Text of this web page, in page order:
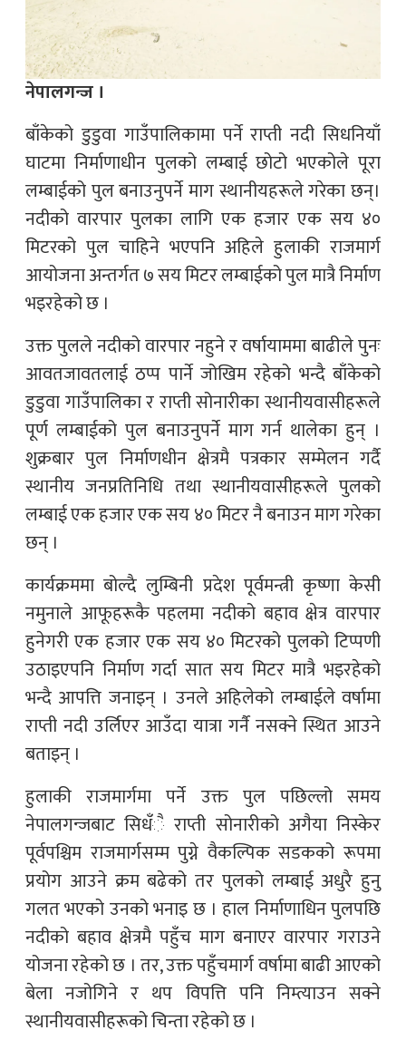
नेपालगन्ज ।
बाँकेको डुडुवा गाउँपालिकामा पर्ने राप्ती नदी सिधनियाँ
घाटमा निर्माणाधीन पुलको लम्बाई छोटो भएकोले पूरा
लम्बाईको पुल बनाउनुपर्ने माग स्थानीयहरूले गरेका छन्।
नदीको वारपार पुलका लागि एक हजार एक सय ४०
मिटरको पुल चाहिने भएपनि अहिले हुलाकी राजमार्ग
आयोजना अन्तर्गत ७ सय मिटर लम्बाईको पुल मात्रै निर्माण
भइरहेको छ ।
उक्त पुलले नदीको वारपार नहुने र वर्षायाममा बाढीले पुनः
आवतजावतलाई ठप्प पार्ने जोखिम रहेको भन्दै बाँकेको
डुडुवा गाउँपालिका र राप्ती सोनारीका स्थानीयवासीहरूले
पूर्ण लम्बाईको पुल बनाउनुपर्ने माग गर्न थालेका हुन् ।
शुक्रबार पुल निर्माणधीन क्षेत्रमै पत्रकार सम्मेलन गर्दै
स्थानीय जनप्रतिनिधि तथा स्थानीयवासीहरूले पुलको
लम्बाई एक हजार एक सय ४० मिटर नै बनाउन माग गरेका
छन् ।
कार्यक्रममा बोल्दै लुम्बिनी प्रदेश पूर्वमन्त्री कृष्णा केसी
नमुनाले आफूहरूकै पहलमा नदीको बहाव क्षेत्र वारपार
हुनेगरी एक हजार एक सय ४० मिटरको पुलको टिप्पणी
उठाइएपनि निर्माण गर्दा सात सय मिटर मात्रै भइरहेको
भन्दै आपत्ति जनाइन् । उनले अहिलेको लम्बाईले वर्षामा
राप्ती नदी उर्लिएर आउँदा यात्रा गर्नै नसक्ने स्थित आउने
बताइन् ।
हुलाकी राजमार्गमा पर्ने उक्त पुल पछिल्लो समय
नेपालगन्जबाट सिधँै राप्ती सोनारीको अगैया निस्केर
पूर्वपश्चिम राजमार्गसम्म पुग्ने वैकल्पिक सडकको रूपमा
प्रयोग आउने क्रम बढेको तर पुलको लम्बाई अधुरै हुनु
गलत भएको उनको भनाइ छ । हाल निर्माणाधिन पुलपछि
नदीको बहाव क्षेत्रमै पहुँच माग बनाएर वारपार गराउने
योजना रहेको छ । तर, उक्त पहुँचमार्ग वर्षामा बाढी आएको
बेला नजोगिने र थप विपत्ति पनि निम्त्याउन सक्ने
स्थानीयवासीहरूको चिन्ता रहेको छ ।